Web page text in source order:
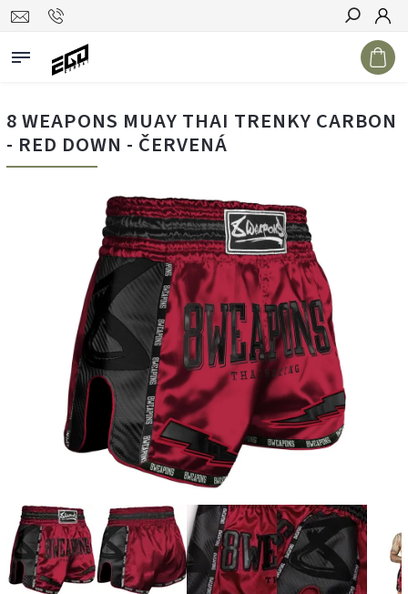
Hledat
8 WEAPONS MUAY THAI TRENKY CARBON
- RED DOWN - ČERVENÁ